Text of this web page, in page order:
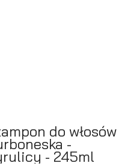
do włosów
-
- 245ml